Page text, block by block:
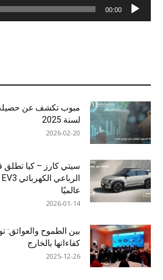
00:00
مبوب تكشف عن
لسنة 2025
2026-02-20
سيتي كارز – كيا تطلق
عالميًا
2026-01-14
بين الطموح والعوائق:
كفاءاتها بالخارج
2025-12-26